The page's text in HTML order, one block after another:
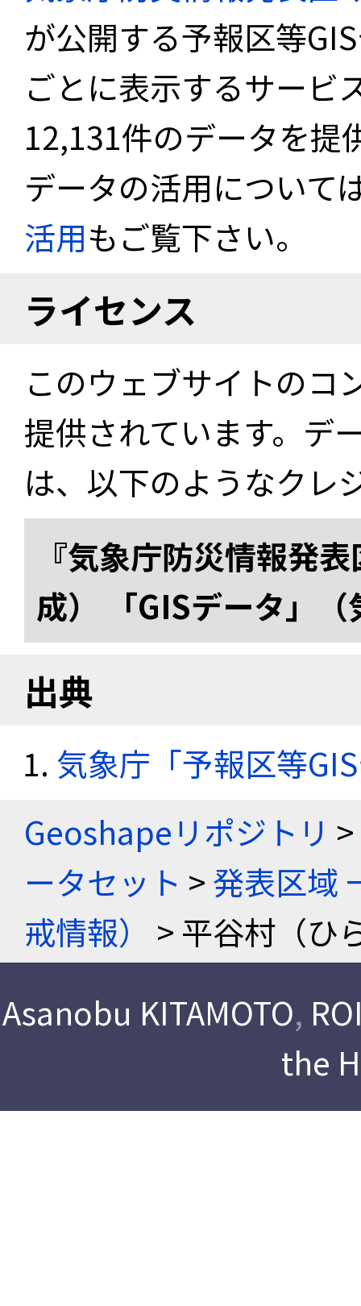
が公開する予報区等
ごとに表示するサービ
12,131件のデータを提
データの活用について
活用もご覧下さい。
ライセンス
このウェブサイトのコ
提供されています。デ
は、以下のようなクレ
『気象庁防災情報発
成） 「GISデータ」
出典
気象庁「予報区等
Geoshapeリポジトリ >
ータセット >発表区域
戒情報）
> 平谷村（ひ
Asanobu KITAMOTO,
the